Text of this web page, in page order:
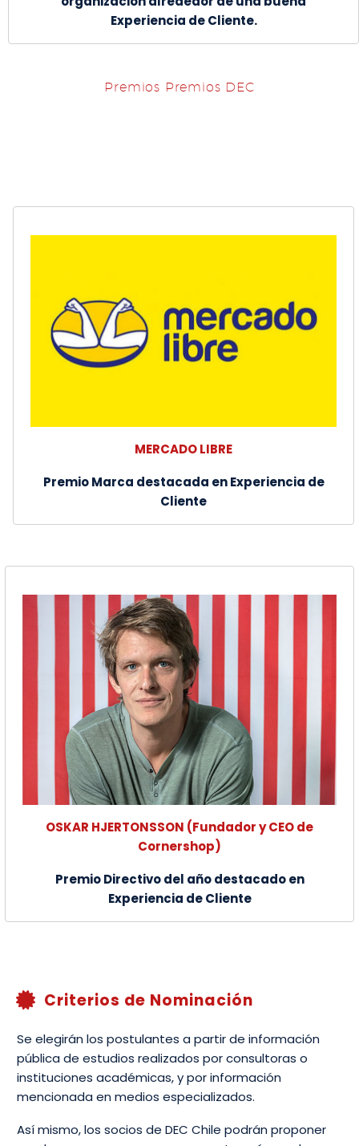
Experiencia de Cliente.
Premios Premios DEC
MERCADO LIBRE
Premio Marca destacada en Experiencia de
Cliente
OSKAR HJERTONSSON (Fundador y CEO de
Cornershop)
Premio Directivo del año destacado en
Experiencia de Cliente

 Criterios de Nominación
Se elegirán los postulantes a partir de información
pública de estudios realizados por consultoras o
instituciones académicas, y por información
mencionada en medios especializados.
Así mismo, los socios de DEC Chile podrán proponer